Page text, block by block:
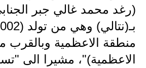
المرحلة
المرحلة
(رغد محمد غالي جبر
منطقة الاعظمية وبالقرب
الاعظمية)"، مشيرا الى